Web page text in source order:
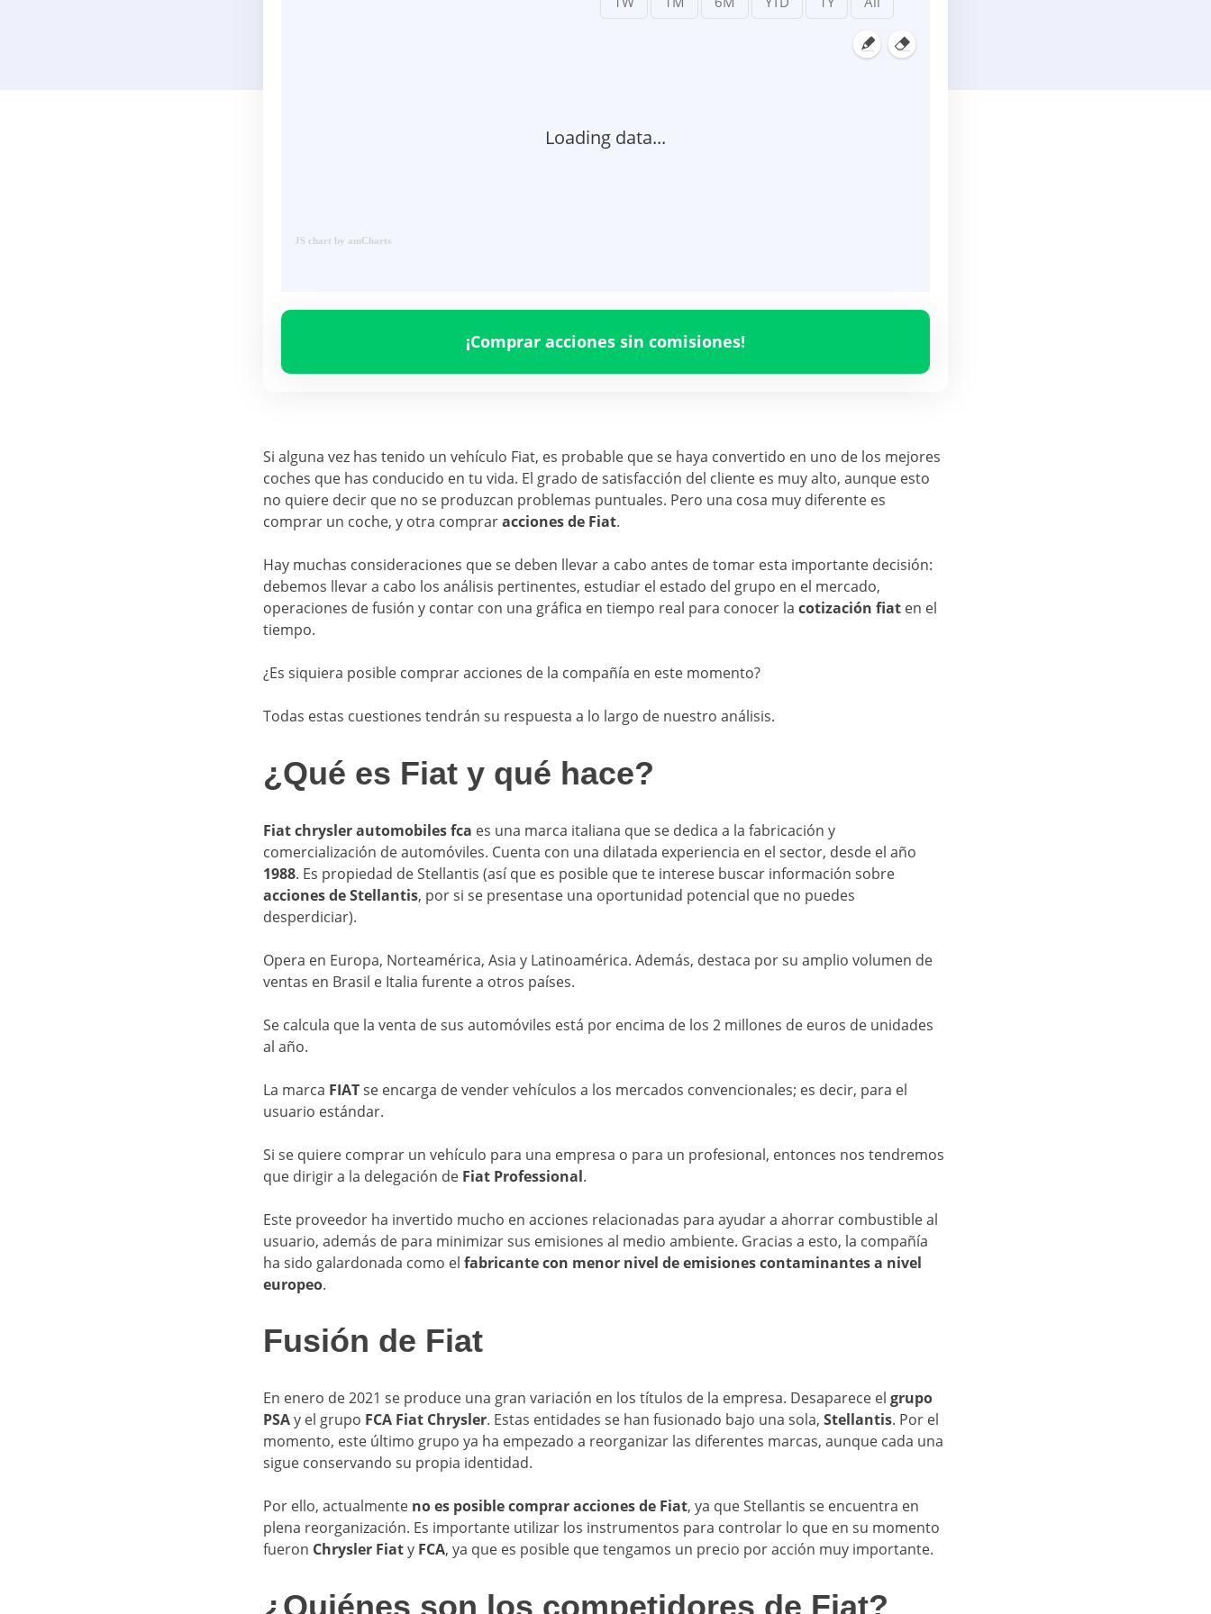
JS chart by amCharts
Loading data...
¡Comprar acciones sin comisiones!
Si alguna vez has tenido un vehículo Fiat, es probable que se haya convertido en uno de los mejores
coches que has conducido en tu vida. El grado de satisfacción del cliente es muy alto, aunque esto
no quiere decir que no se produzcan problemas puntuales. Pero una cosa muy diferente es
comprar un coche, y otra compraracciones de Fiat.
Hay muchas consideraciones que se deben llevar a cabo antes de tomar esta importante decisión:
debemos llevar a cabo los análisis pertinentes, estudiar el estado del grupo en el mercado,
operaciones de fusión y contar con una gráfica en tiempo real para conocer la cotización fiat en el
tiempo.
¿Es siquiera posible comprar acciones de la compañía en este momento?
Todas estas cuestiones tendrán su respuesta a lo largo de nuestro análisis.
¿Qué es Fiat y qué hace?
Fiat chrysler automobiles fca es una marca italiana que se dedica a la fabricación y
comercialización de automóviles. Cuenta con una dilatada experiencia en el sector, desde el año
1988. Es propiedad de Stellantis (así que es posible que te interese buscar información sobre
acciones de Stellantis, por si se presentase una oportunidad potencial que no puedes
desperdiciar).
Opera en Europa, Norteamérica, Asia y Latinoamérica. Además, destaca por su amplio volumen de
ventas en Brasil e Italia furente a otros países.
Se calcula que la venta de sus automóviles está por encima de los 2 millones de euros de unidades
al año.
La marca FIATse encarga de vender vehículos a los mercados convencionales; es decir, para el
usuario estándar.
Si se quiere comprar un vehículo para una empresa o para un profesional, entonces nos tendremos
que dirigir a la delegación de Fiat Professional.
Este proveedor ha invertido mucho en acciones relacionadas para ayudar a ahorrar combustible al
usuario, además de para minimizar sus emisiones al medio ambiente. Gracias a esto, la compañía
ha sido galardonada como el fabricante con menor nivel de emisiones contaminantes a nivel
europeo.
Fusión de Fiat
En enero de 2021 se produce una gran variación en los títulos de la empresa. Desaparece el grupo
PSAy el grupo FCA Fiat Chrysler. Estas entidades se han fusionado bajo una sola, Stellantis. Por el
momento, este último grupo ya ha empezado a reorganizar las diferentes marcas, aunque cada una
sigue conservando su propia identidad.
Por ello, actualmente no es posible comprar acciones de Fiat, ya que Stellantis se encuentra en
plena reorganización. Es importante utilizar los instrumentos para controlar lo que en su momento
fueron Chrysler Fiaty FCA, ya que es posible que tengamos un precio por acción muy importante.
¿Quiénes son los competidores de Fiat?